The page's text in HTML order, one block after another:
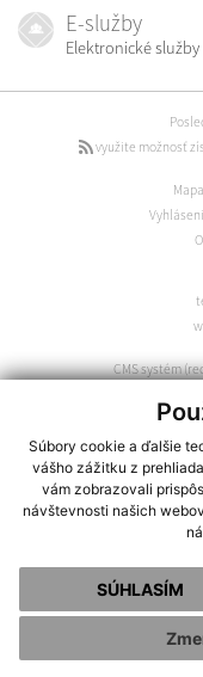
Súbory cookie a ďalšie
vášho zážitku z
vám zobrazovali
návštevnosti našich
SÚHLASÍM
E-služby
Elektronické
využite možnosť
CMS systém